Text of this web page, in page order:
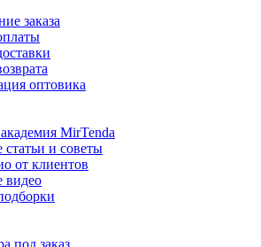
заказа
оптовика
MirTenda
и советы
от клиентов
видео
под заказ